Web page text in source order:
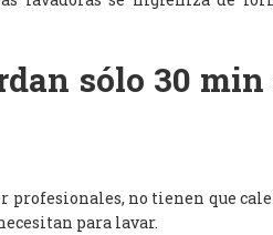
sólo 30
profesionales, no tienen que
para lavar.